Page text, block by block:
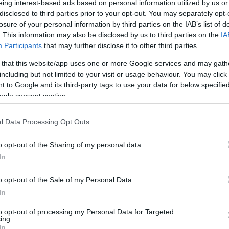
interest-based ads based on personal information utilized by us
to third parties prior to your opt-out. You may separately
of your personal information by third parties on the IAB’s list of
This information may also be disclosed by us to third parties on the
Participants that may further disclose it to other third parties.
that this website/app uses one or more Google services and may
but not limited to your visit or usage behaviour. You may
to Google and its third-party tags to use your data for below
consent section.
Data Processing Opt Outs
opt-out of the Sharing of my personal data.
opt-out of the Sale of my Personal Data.
opt-out of processing my Personal Data for Targeted
der Leyen részvétet nyilvánított II.
törölte a posztját
a dolog hátterében.
és az Operaházban